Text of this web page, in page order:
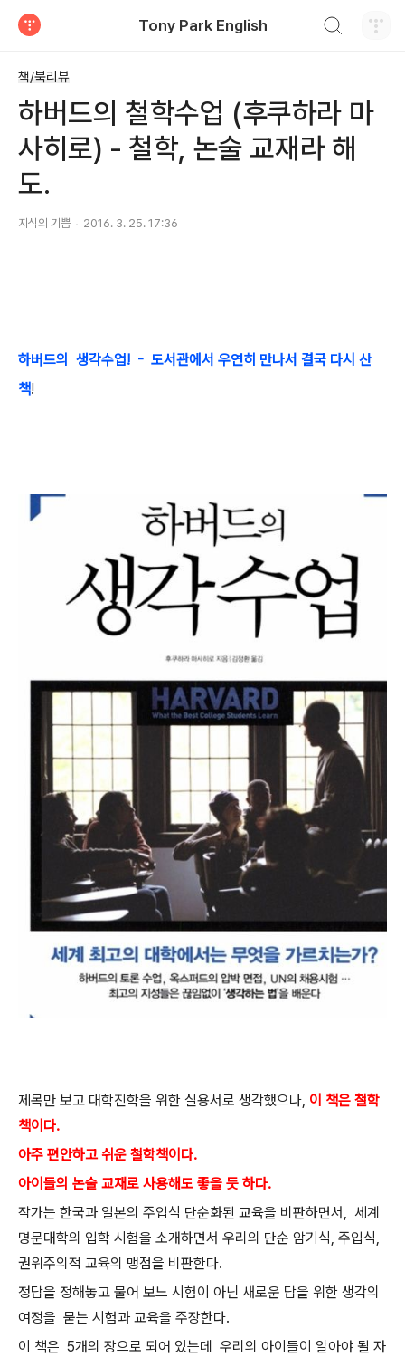
Tony Park English
책/북리뷰
하버드의 철학수업 (후쿠하라 마
사히로) - 철학, 논술 교재라 해
도.
지식의 기쁨 2016. 3. 25. 17:36
하버드의 생각수업! - 도서관에서 우연히 만나서 결국 다시 산
책!
제목만 보고 대학진학을 위한 실용서로 생각했으나, 이 책은 철학
책이다.
아주 편안하고 쉬운 철학책이다.
아이들의 논술 교재로 사용해도 좋을 듯 하다.
작가는 한국과 일본의 주입식 단순화된 교육을 비판하면서, 세계
명문대학의 입학 시험을 소개하면서 우리의 단순 암기식, 주입식,
권위주의적 교육의 맹점을 비판한다.
정답을 정해놓고 물어 보느 시험이 아닌 새로운 답을 위한 생각의
여정을 묻는 시험과 교육을 주장한다.
이 책은 5개의 장으로 되어 있는데 우리의 아이들이 알아야 될 자